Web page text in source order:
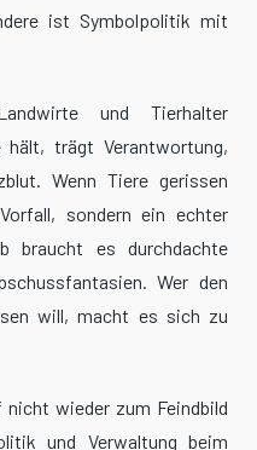
ist Symbolpolitik mit
und Tierhalter
hält, trägt Verantwortung,
Wenn Tiere gerissen
sondern ein echter
braucht es durchdachte
Wer den
will, macht es sich zu
nicht wieder zum Feindbild
und Verwaltung beim